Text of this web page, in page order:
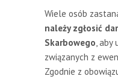
Wiele osób
należy zgłosić
Skarbowego, aby
związanych z
Zgodnie z